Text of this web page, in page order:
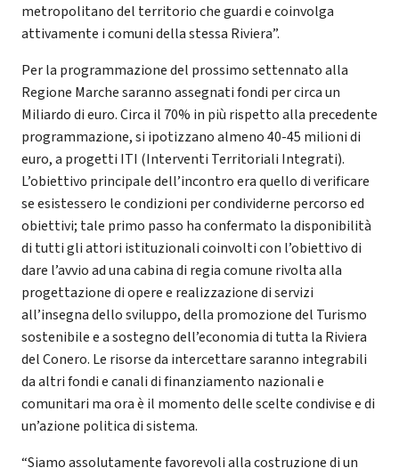
metropolitano del territorio che guardi e coinvolga
attivamente i comuni della stessa Riviera”.
Per la programmazione del prossimo settennato alla
Regione Marche saranno assegnati fondi per circa un
Miliardo di euro. Circa il 70% in più rispetto alla precedente
programmazione, si ipotizzano almeno 40-45 milioni di
euro, a progetti ITI (Interventi Territoriali Integrati).
L’obiettivo principale dell’incontro era quello di verificare
se esistessero le condizioni per condividerne percorso ed
obiettivi; tale primo passo ha confermato la disponibilità
di tutti gli attori istituzionali coinvolti con l’obiettivo di
dare l’avvio ad una cabina di regia comune rivolta alla
progettazione di opere e realizzazione di servizi
all’insegna dello sviluppo, della promozione del Turismo
sostenibile e a sostegno dell’economia di tutta la Riviera
del Conero. Le risorse da intercettare saranno integrabili
da altri fondi e canali di finanziamento nazionali e
comunitari ma ora è il momento delle scelte condivise e di
un’azione politica di sistema.
“Siamo assolutamente favorevoli alla costruzione di un